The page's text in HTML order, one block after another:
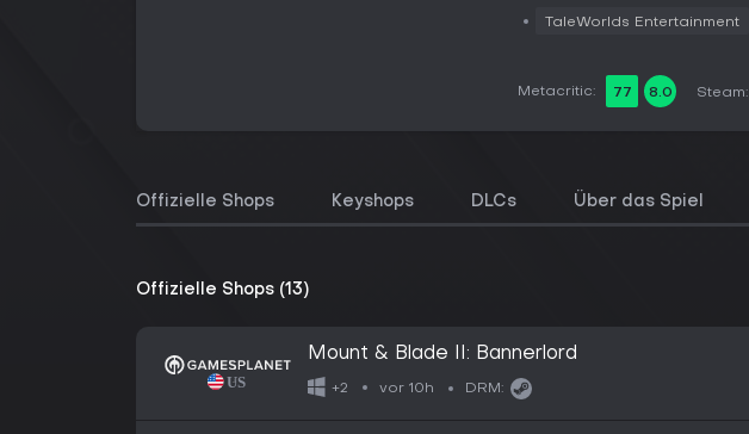
TaleWorlds Entertainment
Metacritic: 77 8.0 Steam:
Offizielle Shops Keyshops DLCs Über das Spiel
Offizielle Shops (13)
Mount & Blade II: Bannerlord
+2 vor 10h DRM: